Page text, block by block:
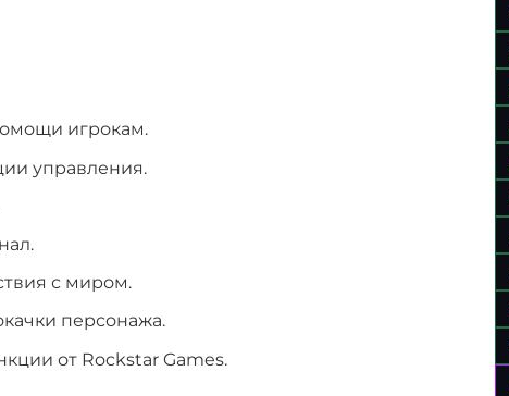
игрокам.
управления.
с миром.
персонажа.
от Rockstar Games.